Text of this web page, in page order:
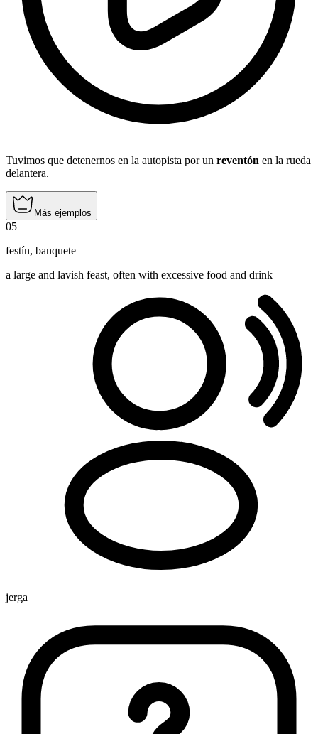
Tuvimos que detenernos en la autopista por un reventón en la rueda
delantera.
Más ejemplos
05
festín, banquete
a large and lavish feast, often with excessive food and drink
jerga